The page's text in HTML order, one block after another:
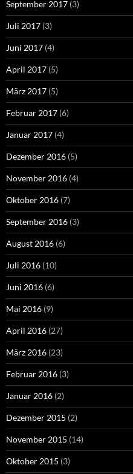
September 2017 (3)
Juli 2017 (3)
Juni 2017 (4)
April 2017 (5)
März 2017 (5)
Februar 2017 (6)
Januar 2017 (4)
Dezember 2016 (5)
November 2016 (4)
Oktober 2016 (7)
September 2016 (3)
August 2016 (6)
Juli 2016 (10)
Juni 2016 (6)
Mai 2016 (9)
April 2016 (27)
März 2016 (23)
Februar 2016 (3)
Januar 2016 (2)
Dezember 2015 (2)
November 2015 (14)
Oktober 2015 (3)